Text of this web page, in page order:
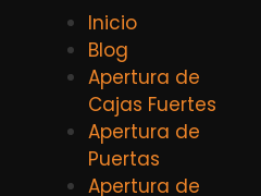
Inicio
Blog
Apertura de
Cajas Fuertes
Apertura de
Puertas
Apertura de